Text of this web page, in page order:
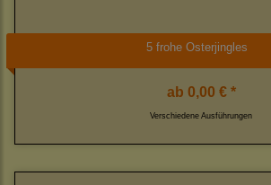
5 frohe Osterjingles
ab 0,00 € *
Verschiedene Ausführungen